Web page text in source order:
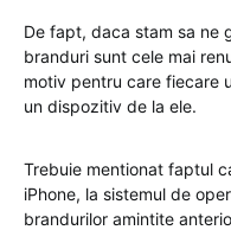
De fapt, daca stam sa ne
branduri sunt cele mai
motiv pentru care fiecare
un dispozitiv de la ele.
Trebuie mentionat faptul
iPhone, la sistemul de
brandurilor amintite